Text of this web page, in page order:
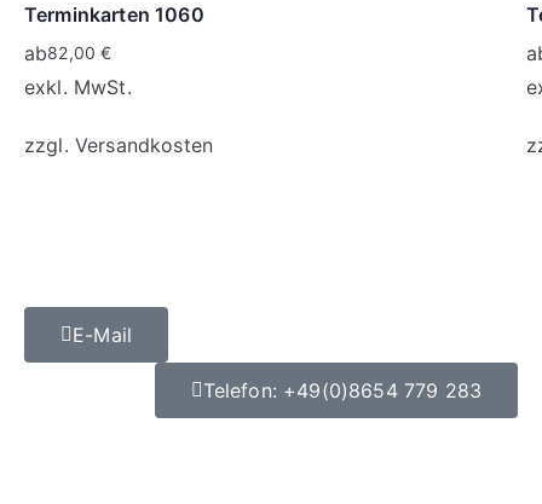
Terminkarten 1060
ab82,00€
exkl. MwSt.
zzgl. Versandkosten
E-Mail
Telefon: +49(0)8654 779 283